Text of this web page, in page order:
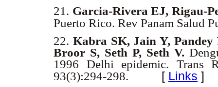
21. Garcia-Rivera EJ, Rigau-
Puerto Rico. Rev Panam Salud
22. Kabra SK, Jain Y,
Broor S, Seth P, Seth V.
1996 Delhi epidemic. Trans
93(3):294-298.
[ Links ]